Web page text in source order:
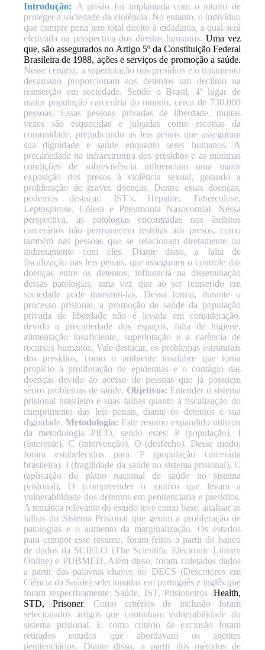
Introdução: A prisão foi implantada com o intuito de
proteger a sociedade da violência. No entanto, o indivíduo
que cumpre pena tem total direito à cidadania, a qual será
efetivada na perspectiva dos direitos humanos. Uma vez
que, são assegurados no Artigo 5º da Constituição Federal
Brasileira de 1988, ações e serviços de promoção a saúde.
Nesse cenário, a superlotação nos presídios e o tratamento
desumano proporcionam aos detentos um declínio na
reinserção em sociedade. Sendo o Brasil, 4º lugar de
maior população carcerária do mundo, cerca de 730.000
pessoas. Essas pessoas privadas de liberdade, muitas
vezes são esquecidas e julgadas como escorias da
comunidade, prejudicando as leis penais que asseguram
sua dignidade e saúde enquanto seres humanos. A
precariedade na infraestrutura dos presídios e as mínimas
condições de sobrevivência influenciam uma maior
exposição dos presos à violência sexual, gerando a
proliferação de graves doenças. Dentre essas doenças,
podemos destacar: IST’s, Hepatite, Tuberculose,
Leptospirose, Cólera e Pneumonia Nasocomial. Nessa
perspectiva, as patologias encontradas nos âmbitos
carcerários não permanecem restritas aos presos, como
também nas pessoas que se relacionam diretamente ou
indiretamente com eles. Diante disso, a falta de
fiscalização nas leis penais, que asseguram o controle das
doenças entre os detentos, influencia na disseminação
dessas patologias, uma vez que ao ser reinserido em
sociedade pode transmiti-las. Dessa forma, durante o
processo prisional, a promoção de saúde da população
privada de liberdade não é levada em consideração,
devido a precariedade dos espaços, falta de higiene,
alimentação insuficiente, superlotação e a carência de
recursos humanos. Vale destacar, os problemas estruturais
dos presídios, como o ambiente insalubre que torna
propício à proliferação de epidemias e o contágio das
doenças devido ao acesso de pessoas que já possuem
sérios problemas de saúde. Objetivos: Entender o sistema
prisional brasileiro e suas falhas quanto à fiscalização do
cumprimento das leis penais, diante os detentos e sua
dignidade.Metodologia: Este resumo expandido utilizou
da metodologia PICO, sendo estes: P (população), I
(interesse), C (intervenção), O (desfecho). Desse modo,
foram estabelecidos para P (população carcerária
brasileira), I (fragilidade da saúde no sistema prisional), C
(aplicação do plano nacional de saúde no sistema
prisional), O (compreender o motivo que levam a
vulnerabilidade dos detentos em penitenciaria e presídios.
A temática relevante do estudo teve como base, analisar as
falhas do Sistema Prisional que geram a proliferação de
patologias e o aumento da marginalização. Os estudos
para compor esse resumo, foram feitos a partir do banco
de dados da SCIELO (The Scientific Electronic Library
Online) e PUBMED. Além disso, foram coletados dados
a partir das palavras chaves no DECS (Descritores em
Ciência da Saúde) selecionadas em português e inglês que
foram respectivamente: Saúde, IST, Prisioneiros /Health,
STD, Prisoner. Como critérios de inclusão foram
selecionados artigos que continham vulnerabilidade do
sistema prisional. E como critério de exclusão foram
retirados estudos que abordavam os agentes
penitenciários. Diante disso, a partir dos métodos de